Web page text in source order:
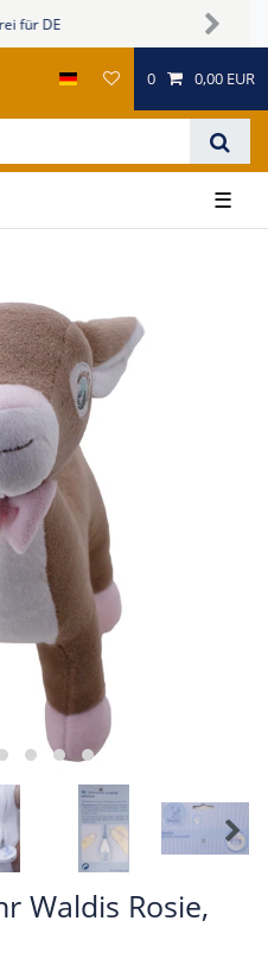
Next
0 0,00 EUR
☰
Waldis Rosie,